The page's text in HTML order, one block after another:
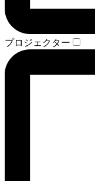
プロジェクター